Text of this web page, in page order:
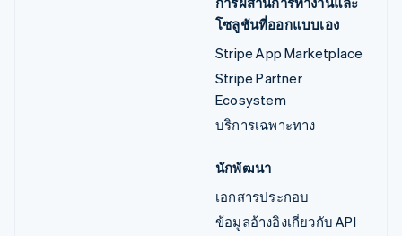
โซลูชันที่ออกแบบเอง
Stripe App Marketplace
Stripe Partner
Ecosystem
บริการเฉพาะทาง
นักพัฒนา
เอกสารประกอบ
ข้อมูลอ้างอิงเกี่ยวกับ API